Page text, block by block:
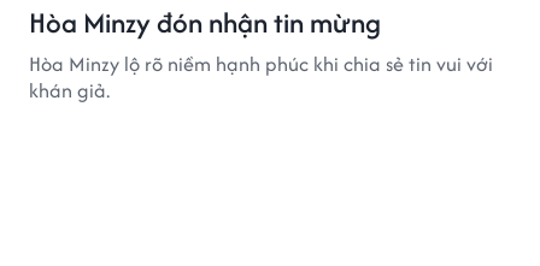
Hòa Minzy đón nhận tin mừng
Hòa Minzy lộ rõ niềm hạnh phúc khi chia sẻ tin vui với
khán giả.